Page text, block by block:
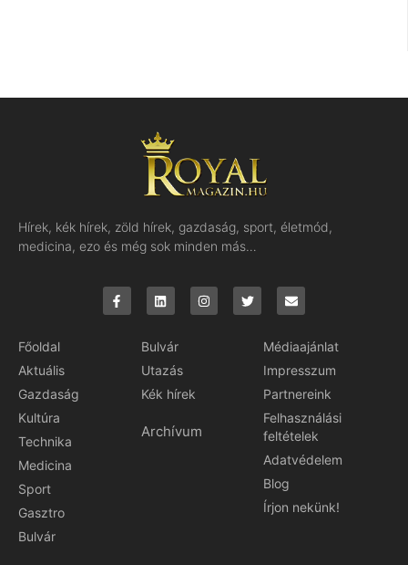
Hírek, kék hírek, zöld hírek, gazdaság, sport, életmód,
medicina, ezo és még sok minden más…
Főoldal
Aktuális
Gazdaság
Kultúra
Technika
Medicina
Sport
Gasztro
Bulvár
Bulvár
Utazás
Kék hírek
Archívum
Médiaajánlat
Impresszum
Partnereink
Felhasználási
feltételek
Adatvédelem
Blog
Írjon nekünk!